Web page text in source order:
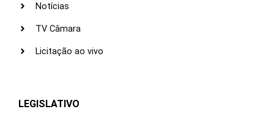
Notícias
TV Câmara
Licitação ao vivo
LEGISLATIVO